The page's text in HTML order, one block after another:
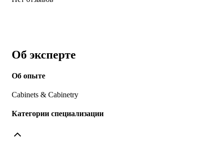
Об эксперте
Об опыте
Cabinets & Cabinetry
Категории специализации